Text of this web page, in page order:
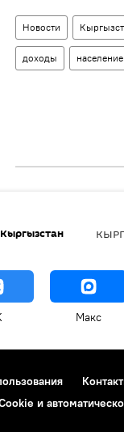
Новости
доходы население
Кыргызстан
Макс
и